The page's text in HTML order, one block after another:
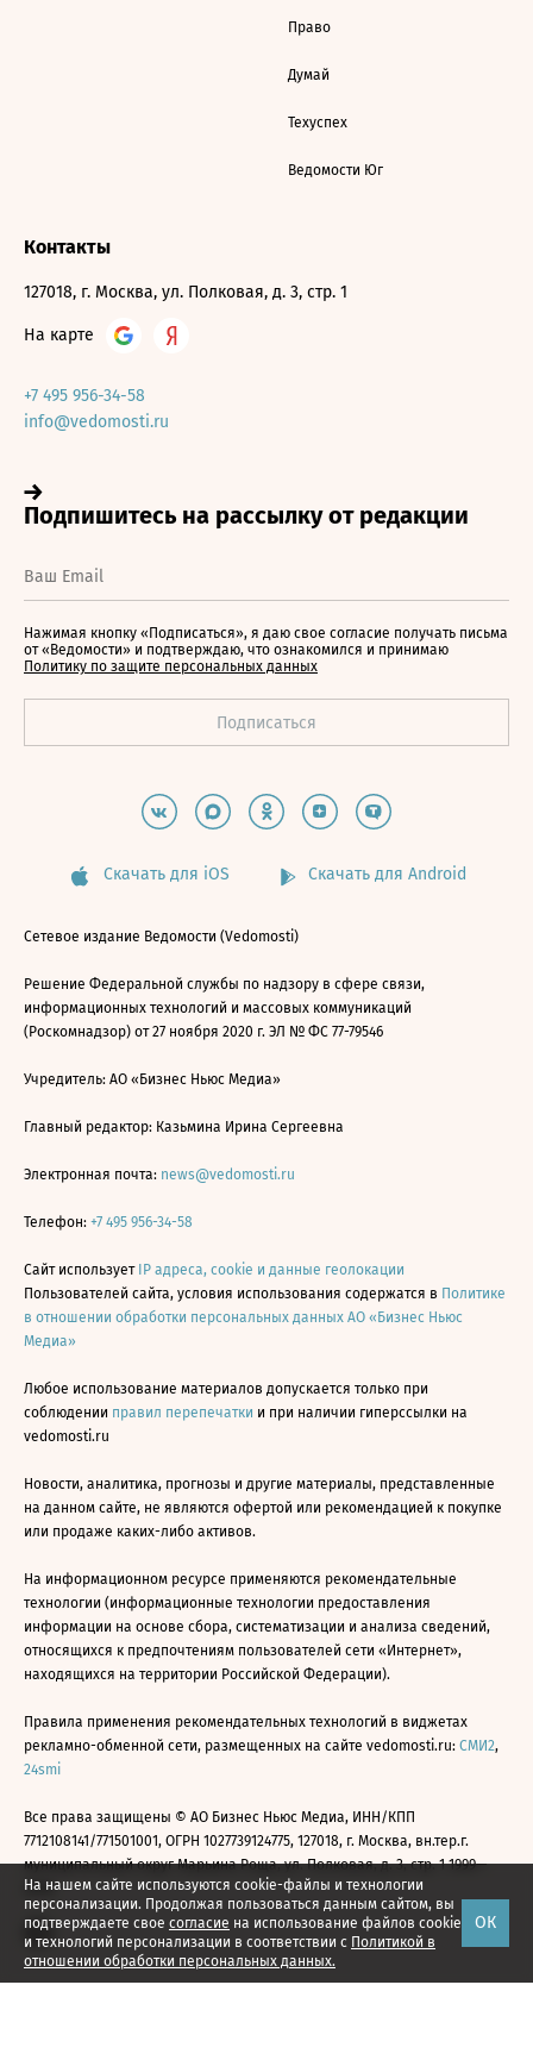
На нашем сайте используются cookie-файлы и технологии
персонализации. Продолжая пользоваться данным сайтом, вы
подтверждаете свое согласие на использование файлов cookie
и технологий персонализации в соответствии с Политикой в
отношении обработки персональных данных.
ОК
Право
Думай
Техуспех
Ведомости Юг
Контакты
127018, г. Москва, ул. Полковая, д. 3, стр. 1
На карте
+7 495 956-34-58
info@vedomosti.ru
Нажимая кнопку «Подписаться», я даю свое согласие получать письма
от «Ведомости» и подтверждаю, что ознакомился и принимаю
Политику по защите персональных данных
Скачать для iOS Скачать для Android
Сетевое издание Ведомости (Vedomosti)
Решение Федеральной службы по надзору в сфере связи,
информационных технологий и массовых коммуникаций
(Роскомнадзор) от 27 ноября 2020 г. ЭЛ № ФС 77-79546
Учредитель: АО «Бизнес Ньюс Медиа»
Главный редактор: Казьмина Ирина Сергеевна
Электронная почта: news@vedomosti.ru
Телефон: +7 495 956-34-58
Сайт использует IP адреса, cookie и данные геолокации
Пользователей сайта, условия использования содержатся в Политике
в отношении обработки персональных данных АО «Бизнес Ньюс
Медиа»
Любое использование материалов допускается только при
соблюдении правил перепечатки и при наличии гиперссылки на
vedomosti.ru
Новости, аналитика, прогнозы и другие материалы, представленные
на данном сайте, не являются офертой или рекомендацией к покупке
или продаже каких-либо активов.
На информационном ресурсе применяются рекомендательные
технологии (информационные технологии предоставления
информации на основе сбора, систематизации и анализа сведений,
относящихся к предпочтениям пользователей сети «Интернет»,
находящихся на территории Российской Федерации).
Правила применения рекомендательных технологий в виджетах
рекламно-обменной сети, размещенных на сайте vedomosti.ru: СМИ2,
24smi
Все права защищены © АО Бизнес Ньюс Медиа, ИНН/КПП
7712108141/771501001, ОГРН 1027739124775, 127018, г. Москва, вн.тер.г.
муниципальный округ Марьина Роща, ул. Полковая, д. 3, стр. 1 1999—
2026